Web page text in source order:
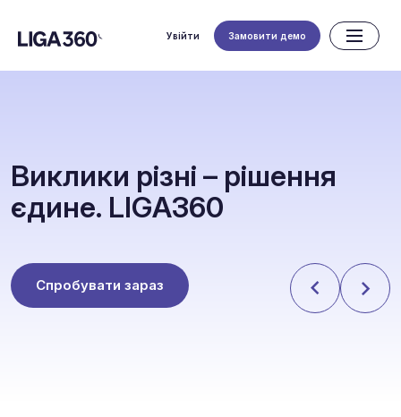
Увійти Замовити демо
Виклики різні – рішення
єдине. LIGA360
Спробувати зараз